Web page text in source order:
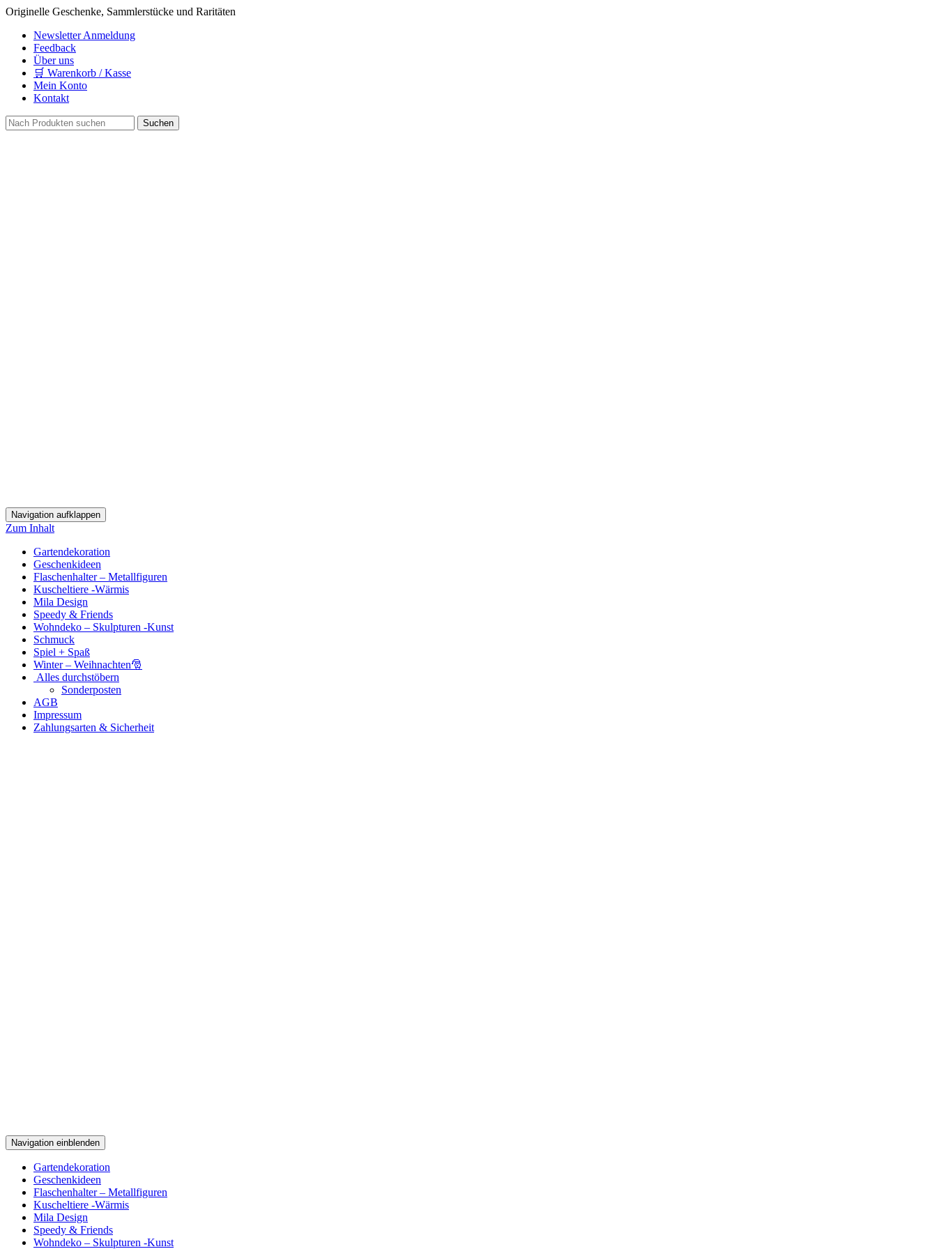
Originelle Geschenke, Sammlerstücke und Raritäten
Newsletter Anmeldung
Feedback
Über uns
🛒 Warenkorb / Kasse
Mein Konto
Kontakt
Navigation aufklappen
Zum Inhalt
Gartendekoration
Geschenkideen
Flaschenhalter – Metallfiguren
Kuscheltiere -Wärmis
Mila Design
Speedy & Friends
Wohndeko – Skulpturen -Kunst
Schmuck
Spiel + Spaß
Winter – Weihnachten🎅
Alles durchstöbern
Sonderposten
AGB
Impressum
Zahlungsarten & Sicherheit
Navigation einblenden
Gartendekoration
Geschenkideen
Flaschenhalter – Metallfiguren
Kuscheltiere -Wärmis
Mila Design
Speedy & Friends
Wohndeko – Skulpturen -Kunst